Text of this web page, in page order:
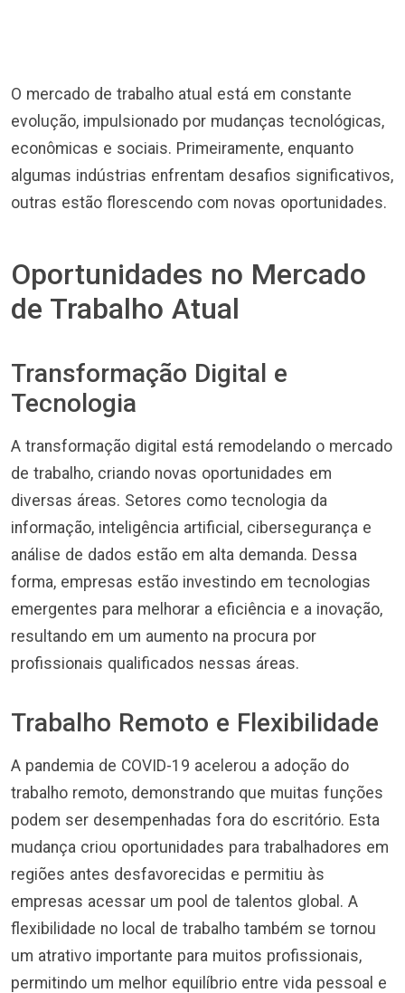
O mercado de trabalho atual está em constante
evolução, impulsionado por mudanças tecnológicas,
econômicas e sociais. Primeiramente, enquanto
algumas indústrias enfrentam desafios significativos,
outras estão florescendo com novas oportunidades.
Oportunidades no Mercado
de Trabalho Atual
Transformação Digital e
Tecnologia
A transformação digital está remodelando o mercado
de trabalho, criando novas oportunidades em
diversas áreas. Setores como tecnologia da
informação, inteligência artificial, cibersegurança e
análise de dados estão em alta demanda. Dessa
forma, empresas estão investindo em tecnologias
emergentes para melhorar a eficiência e a inovação,
resultando em um aumento na procura por
profissionais qualificados nessas áreas.
Trabalho Remoto e Flexibilidade
A pandemia de COVID-19 acelerou a adoção do
trabalho remoto, demonstrando que muitas funções
podem ser desempenhadas fora do escritório. Esta
mudança criou oportunidades para trabalhadores em
regiões antes desfavorecidas e permitiu às
empresas acessar um pool de talentos global. A
flexibilidade no local de trabalho também se tornou
um atrativo importante para muitos profissionais,
permitindo um melhor equilíbrio entre vida pessoal e